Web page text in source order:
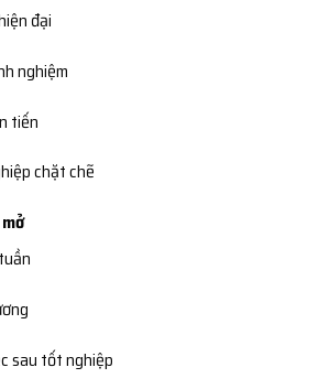
đại
nghiệm
tiến
chặt chẽ
sau tốt nghiệp